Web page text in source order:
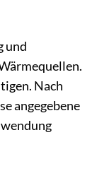
und
Nach
angegebene